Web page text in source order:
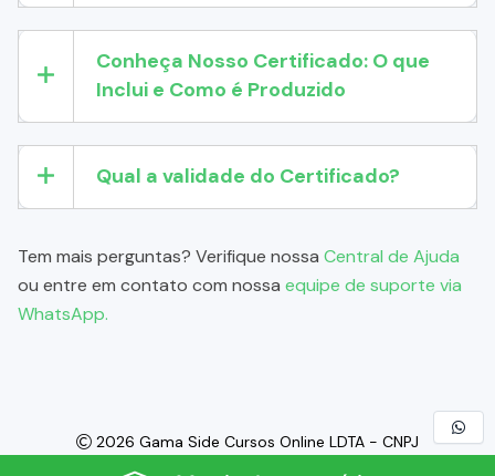
Conheça Nosso Certificado: O que
Inclui e Como é Produzido
Qual a validade do Certificado?
Tem mais perguntas? Verifique nossa Central de Ajuda
ou entre em contato com nossa equipe de suporte via
WhatsApp.
2026 Gama Side Cursos Online LDTA - CNPJ
60.542.646/0001-22 - Todos os Direitos Reservados